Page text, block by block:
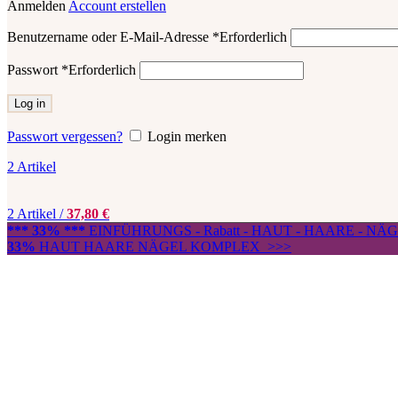
Anmelden Account erstellen
Benutzername oder E-Mail-Adresse *Erforderlich
Passwort *Erforderlich
Log in
Passwort vergessen?
Login merken
2 Artikel
2 Artikel / 37,80 €
*** 33% *** EINFÜHRUNGS - Rabatt - HAUT - HAARE -
33% HAUT HAARE NÄGEL KOMPLEX >>>